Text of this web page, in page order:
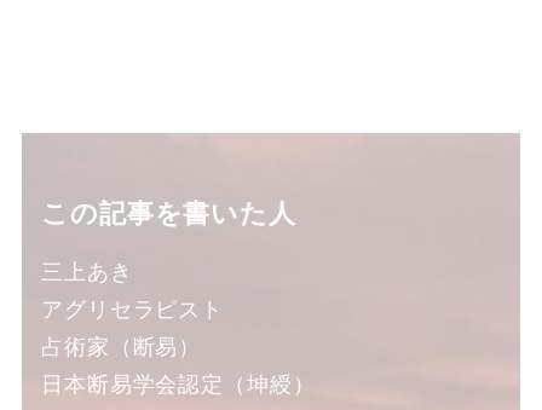
この記事を書いた人
三上あき
アグリセラピスト
占術家（断易）
日本断易学会認定（坤綬）